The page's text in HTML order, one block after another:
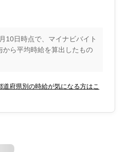
10日時点で、マイナビバイト
から平均時給を算出したもの
府県別の時給が気になる方はこ